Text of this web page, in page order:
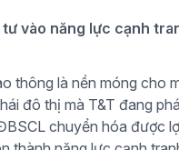
tư vào năng lực cạnh
thông là nền móng cho
đô thị mà T&T đang
chuyển hóa được